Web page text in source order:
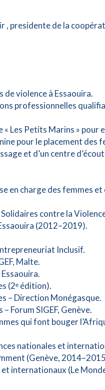
, presidente de la
violence à Essaouira.
professionnelles
Les Petits Marins » pour
pour le placement des
et d’un centre
en charge des femmes
contre la
(2012–2019).
Inclusif.
Malte.
(2ᵉ édition).
– Direction Monégasque.
Forum SIGEF, Genève.
qui font bouger
nationales et
(Genève,
internationaux (Le